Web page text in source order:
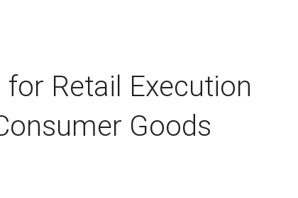
for Retail Execution
Goods